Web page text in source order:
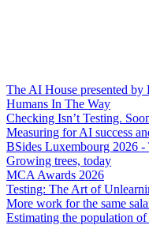
The AI House presented by
Humans In The Way
Checking Isn’t Testing.
Measuring for AI success
BSides Luxembourg 2026
Growing trees, today
MCA Awards 2026
Testing: The Art of
More work for the same
Estimating the population